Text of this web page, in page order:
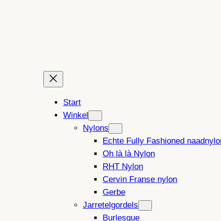
Start
Winkel
Nylons
Echte Fully Fashioned
Oh là là Nylon
RHT Nylon
Cervin Franse nylon
Gerbe
Jarretelgordels
Burlesque